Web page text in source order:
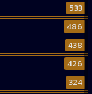
533
486
438
426
324